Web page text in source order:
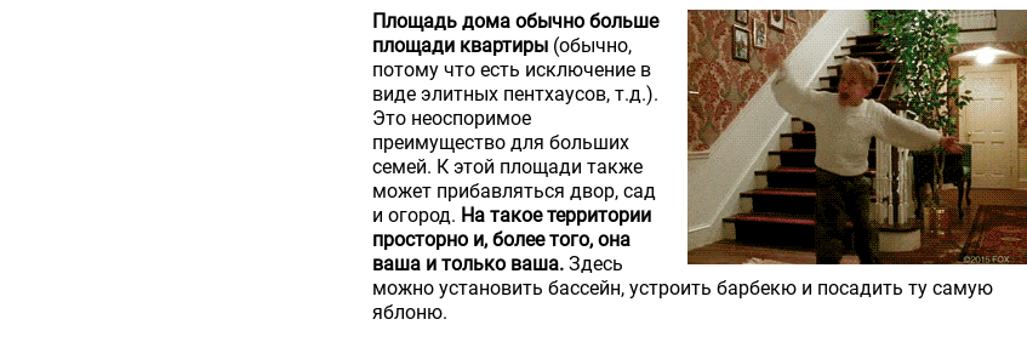
Площадь дома обычно больше
площади квартиры (обычно,
потому что есть исключение в
виде элитных пентхаусов, т.д.).
Это неоспоримое
преимущество для больших
семей. К этой площади также
может прибавляться двор, сад
и огород. На такое территории
просторно и, более того, она
ваша и только ваша. Здесь
можно установить бассейн, устроить барбекю и посадить ту самую
яблоню.